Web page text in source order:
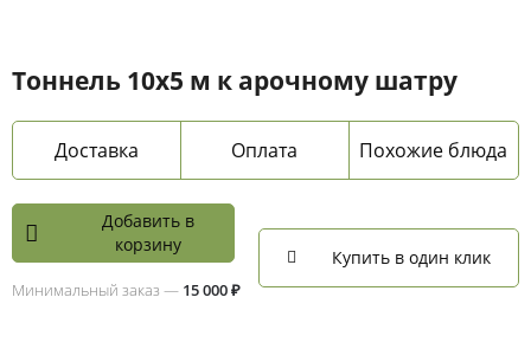
Тоннель 10х5 м к арочному шатру
Доставка Оплата Похожие блюда
Добавить в
корзину
Минимальный заказ — 15 000 ₽
Купить в один клик